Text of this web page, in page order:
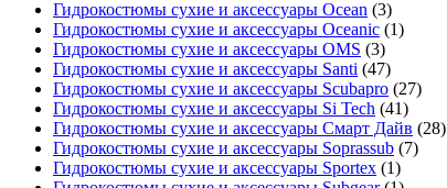
Гидрокостюмы сухие и аксессуары Ocean (3)
Гидрокостюмы сухие и аксессуары Oceanic (1)
Гидрокостюмы сухие и аксессуары OMS (3)
Гидрокостюмы сухие и аксессуары Santi (47)
Гидрокостюмы сухие и аксессуары Scubapro (27)
Гидрокостюмы сухие и аксессуары Si Tech (41)
Гидрокостюмы сухие и аксессуары Смарт Дайв (28)
Гидрокостюмы сухие и аксессуары Soprassub (7)
Гидрокостюмы сухие и аксессуары Sportex (1)